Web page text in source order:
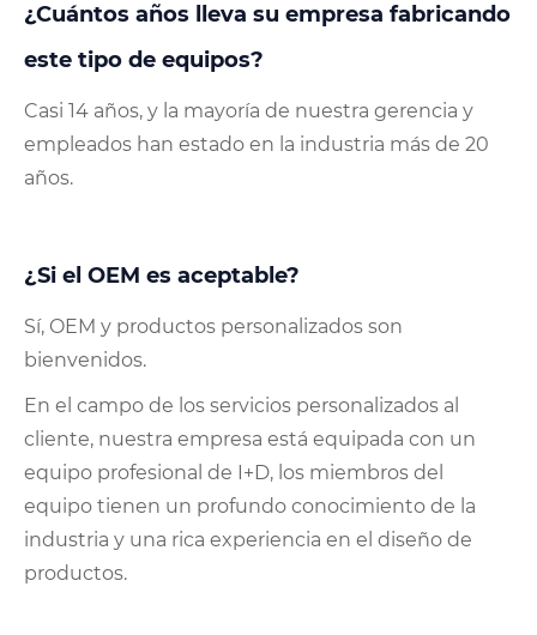
¿Cuántos años lleva su empresa fabricando
este tipo de equipos?
Casi 14 años, y la mayoría de nuestra gerencia y
empleados han estado en la industria más de 20
años.
¿Si el OEM es aceptable?
Sí, OEM y productos personalizados son
bienvenidos.
En el campo de los servicios personalizados al
cliente, nuestra empresa está equipada con un
equipo profesional de I+D, los miembros del
equipo tienen un profundo conocimiento de la
industria y una rica experiencia en el diseño de
productos.